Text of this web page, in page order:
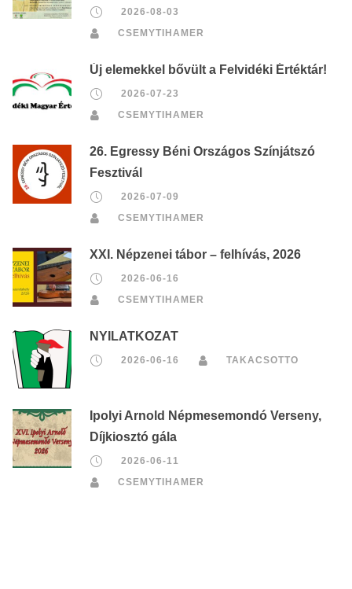
2026-08-03
CSEMYTIHAMER
Új elemekkel bővült a Felvidéki Értéktár!
2026-07-23
CSEMYTIHAMER
26. Egressy Béni Országos Színjátszó
Fesztivál
2026-07-09
CSEMYTIHAMER
XXI. Népzenei tábor – felhívás, 2026
2026-06-16
CSEMYTIHAMER
NYILATKOZAT
2026-06-16 TAKACSOTTO
Ipolyi Arnold Népmesemondó Verseny,
Díjkiosztó gála
2026-06-11
CSEMYTIHAMER